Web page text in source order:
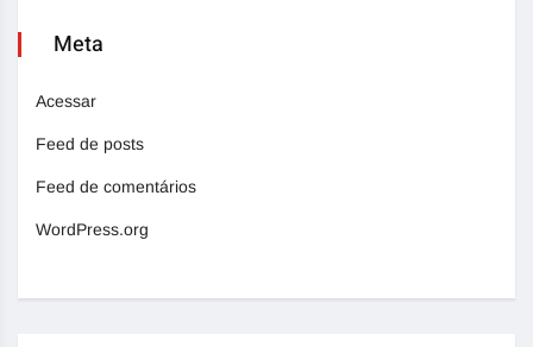
Meta
Acessar
Feed de posts
Feed de comentários
WordPress.org